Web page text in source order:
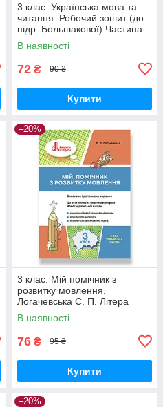
3 клас. Українська мова та
читання. Робочий зошит (до
підр. Большакової) Частина
1. Трофимова О.Г. Сиция
В наявності
72 ₴ 90 ₴
Купити
–20%
3 клас. Мій помічник з
розвитку мовлення.
Логачевська С. П. Літера
В наявності
76 ₴ 95 ₴
Купити
–20%